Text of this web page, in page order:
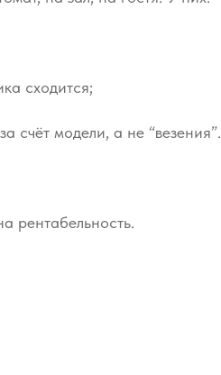
сходится;
счёт модели, а не “везения”.
рентабельность.